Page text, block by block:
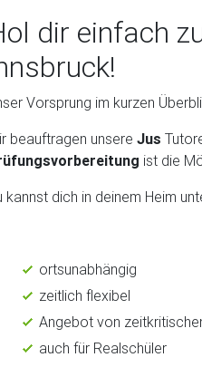
dir einfach
Vorsprung im kurzen
beauftragen unsere Jus
ist die
kannst dich in deinem Heim
ortsunabhängig
zeitlich flexibel
Angebot von
auch für Realschüler